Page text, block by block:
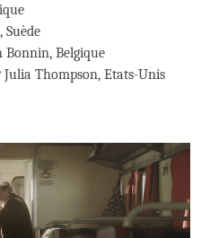
Suède
Bonnin, Belgique
Thompson, Etats-Unis